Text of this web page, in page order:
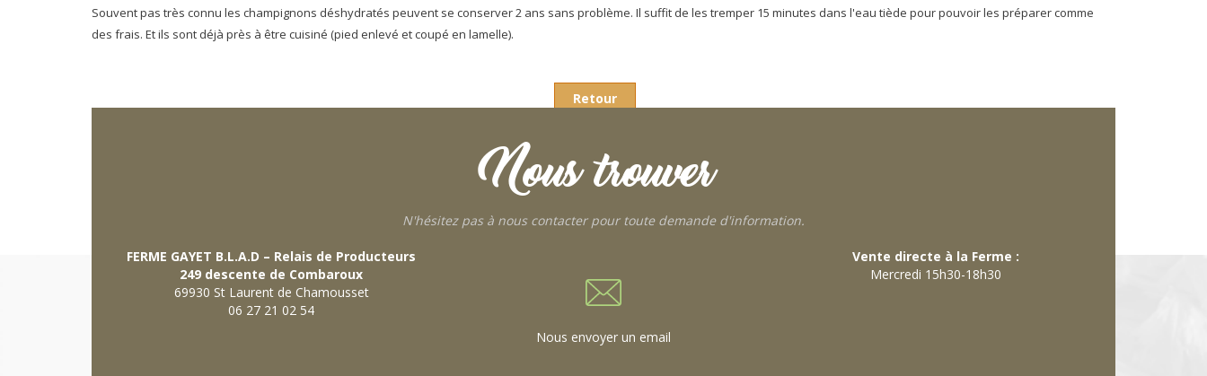
Souvent pas très connu les champignons déshydratés peuvent se conserver 2 ans sans problème. Il suffit de les tremper 15 minutes dans l'eau tiède pour pouvoir les préparer comme
des frais. Et ils sont déjà près à être cuisiné (pied enlevé et coupé en lamelle).
Retour
Nous trouver
N'hésitez pas à nous contacter pour toute demande d'information.
FERME GAYET B.L.A.D – Relais de Producteurs
249 descente de Combaroux
69930 St Laurent de Chamousset
06 27 21 02 54
Nous envoyer un email
Vente directe à la Ferme :
Mercredi 15h30-18h30